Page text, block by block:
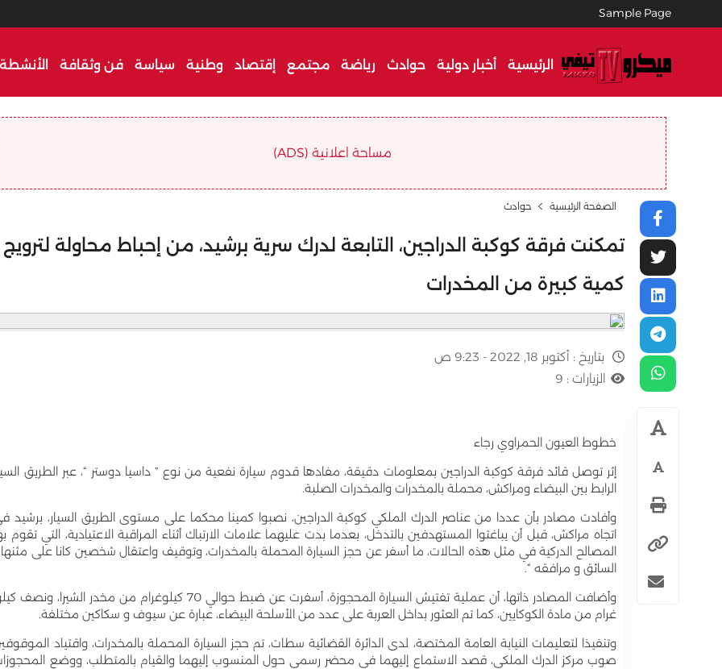
Sample Page
الرئيسية أخبار دولية حوادث رياضة مجتمع إقتصاد وطنية سياسة فن وثقافة
مساحة اعلانية (ADS)
الصفحة الرئيسية حوادث
تمكنت فرقة كوكبة الدراجين، التابعة لدرك سرية برشيد، من إحباط محاولة لترويج
كمية كبيرة من المخدرات
بتاريخ : أكتوبر 18, 2022 - 9:23 ص
الزيارات : 9
خطوط العيون الحمراوي رجاء
إثر توصل قائد فرقة كوكبة الدراجين بمعلومات دقيقة، مفادها قدوم سيارة نفعية من نوع ” داسيا دوستر “، عبر الطريق
الرابط بين البيضاء ومراكش، محملة بالمخدرات والمخدرات الصلبة.
وأفادت مصادر بأن عددا من عناصر الدرك الملكي كوكبة الدراجين، نصبوا كمينا محكما على مستوى الطريق السيار، برشيد
اتجاه مراكش، قبل أن يباغتوا المستهدفين بالتدخل، بعدما بدت عليهما علامات الارتباك أثناء المراقبة الاعتيادية، التي تقوم
المصالح الدركية في مثل هذه الحالات، ما أسفر عن حجز السيارة المحملة بالمخدرات، وتوقيف واعتقال شخصين كانا على
السائق و مرافقه “.
وأضافت المصادر ذاتها، أن عملية تفتيش السيارة المحجوزة، أسفرت عن ضبط حوالي 70 كيلوغرام من مخدر الشيرا، ونصف
غرام من مادة الكوكايين، كما تم العثور بداخل العربة على عدد من الأسلحة البيضاء، عبارة عن سيوف و سكاكين مختلفة.
وتنفيذا لتعليمات النيابة العامة المختصة، لدى الدائرة القضائية سطات، تم حجز السيارة المحملة بالمخدرات، واقتياد
صوب مركز الدرك الملكي، قصد الاستماع إليهما في محضر رسمي حول المنسوب إليهما والقيام بالمتطلب، ووضع